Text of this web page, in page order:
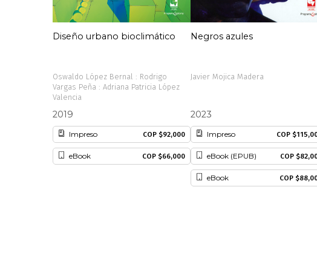
Diseño urbano bioclimático
Oswaldo López Bernal : Rodrigo
Vargas Peña : Adriana Patricia López
Valencia
2019
Impreso COP $92,000
eBook COP $66,000
Negros azules
Javier Mojica Madera
2023
Impreso COP
eBook (EPUB) COP
eBook COP